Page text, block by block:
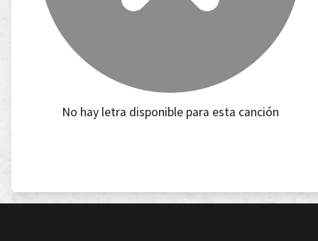
No hay letra disponible para esta canción